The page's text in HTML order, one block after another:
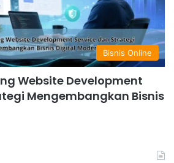
Bisnis Online
Website Development
Mengembangkan Bisnis